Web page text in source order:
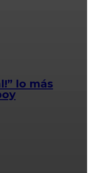
lo más